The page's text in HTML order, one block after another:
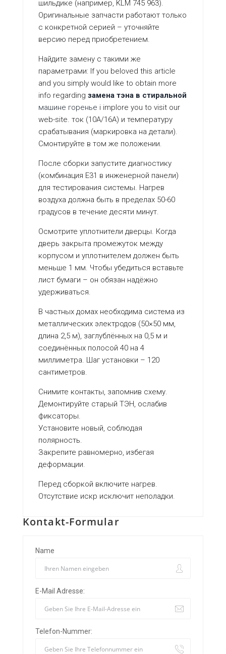
шильдике (например, KLM 745 963).
Оригинальные запчасти работают только
с конкретной серией – уточняйте
версию перед приобретением.
Найдите замену с такими же
параметрами: If you beloved this article
and you simply would like to obtain more
info regarding замена тэна в стиральной
машине горенье i implore you to visit our
web-site. ток (10А/16А) и температуру
срабатывания (маркировка на детали).
Смонтируйте в том же положении.
После сборки запустите диагностику
(комбинация E31 в инженерной панели)
для тестирования системы. Нагрев
воздуха должна быть в пределах 50-60
градусов в течение десяти минут.
Осмотрите уплотнители дверцы. Когда
дверь закрыта промежуток между
корпусом и уплотнителем должен быть
меньше 1 мм. Чтобы убедиться вставьте
лист бумаги – он обязан надёжно
удерживаться.
В частных домах необходима система из
металлических электродов (50×50 мм,
длина 2,5 м), заглублённых на 0,5 м и
соединённых полосой 40 на 4
миллиметра. Шаг установки – 120
сантиметров.
Снимите контакты, запомнив схему.
Демонтируйте старый ТЭН, ослабив
фиксаторы.
Установите новый, соблюдая
полярность.
Закрепите равномерно, избегая
деформации.
Перед сборкой включите нагрев.
Отсутствие искр исключит неполадки.
Kontakt-Formular
Name
E-Mail Adresse:
Telefon-Nummer: